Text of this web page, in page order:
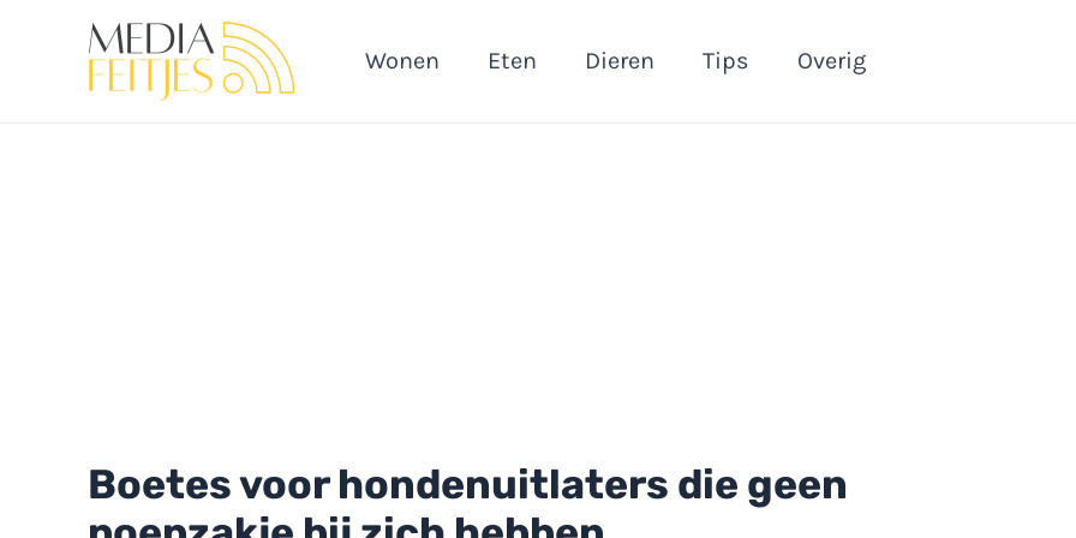
Wonen Eten Dieren Tips Overig
Boetes voor hondenuitlaters die geen